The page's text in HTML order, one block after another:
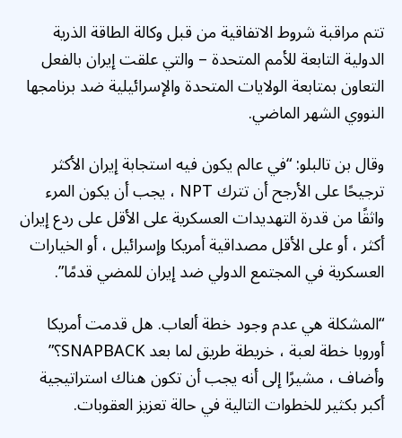
تتم مراقبة شروط الاتفاقية من قبل وكالة الطاقة الذرية
الدولية التابعة للأمم المتحدة – والتي علقت إيران بالفعل
التعاون بمتابعة الولايات المتحدة والإسرائيلية ضد برنامجها
النووي الشهر الماضي.
وقال بن تالبلو: “في عالم يكون فيه استجابة إيران الأكثر
ترجيحًا على الأرجح أن تترك NPT ، يجب أن يكون المرء
واثقًا من قدرة التهديدات العسكرية على الأقل على ردع إيران
أكثر ، أو على الأقل مصداقية أمريكا وإسرائيل ، أو الخيارات
العسكرية في المجتمع الدولي ضد إيران للمضي قدمًا”.
“المشكلة هي عدم وجود خطة ألعاب. هل قدمت أمريكا
أوروبا خطة لعبة ، خريطة طريق لما بعد SNAPBACK؟”
وأضاف ، مشيرًا إلى أنه يجب أن تكون هناك استراتيجية
أكبر بكثير للخطوات التالية في حالة تعزيز العقوبات.